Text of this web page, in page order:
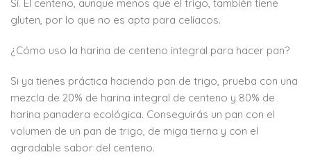
Sí. El centeno, aunque menos que el trigo, también tiene
gluten, por lo que no es apta para celíacos.
¿Cómo uso la harina de centeno integral para hacer pan?
Si ya tienes práctica haciendo pan de trigo, prueba con una
mezcla de 20% de harina integral de centeno y 80% de
harina panadera ecológica. Conseguirás un pan con el
volumen de un pan de trigo, de miga tierna y con el
agradable sabor del centeno.